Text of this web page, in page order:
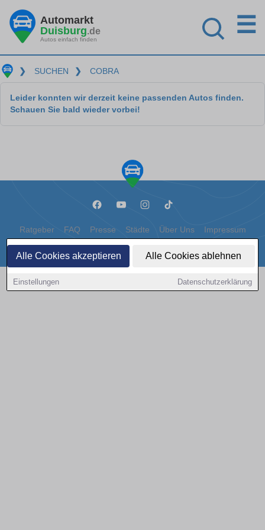
Alle Cookies akzeptieren Alle Cookies ablehnen
Einstellungen Datenschutzerklärung
Automarkt
Duisburg.de
Autos einfach finden
☰
❯ SUCHEN ❯ COBRA
Leider konnten wir derzeit keine passenden Autos finden.
Schauen Sie bald wieder vorbei!
Ratgeber FAQ Presse Städte Über Uns Impressum
Datenschutz Cookies
Copyright © 2000 - 2026 | 1A Infosysteme GmbH | Content by: 1a-sites-autos